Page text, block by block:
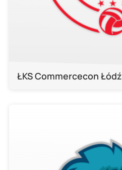
ŁKS Commercecon Łódź